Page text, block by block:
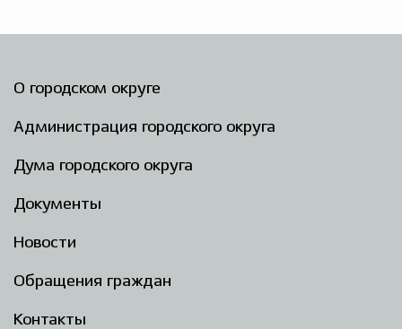
О городском округе
Администрация городского округа
Дума городского округа
Документы
Новости
Обращения граждан
Контакты